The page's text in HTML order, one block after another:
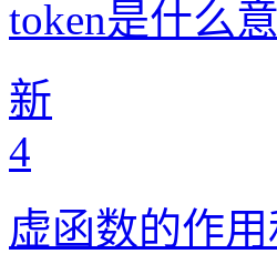
token是什么
新
4
虚函数的作